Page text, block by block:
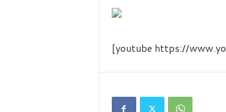
[youtube https://